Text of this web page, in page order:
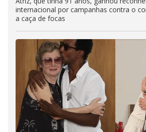
internacional por campanhas contra o
a caça de focas